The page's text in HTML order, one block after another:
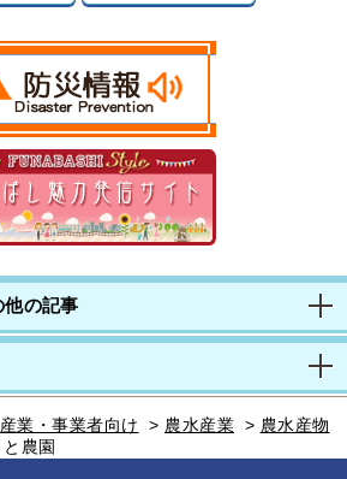
他の記事
産業・事業者向け > 農水産業 > 農水産物
農園